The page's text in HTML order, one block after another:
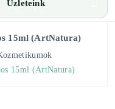
Üzleteink
15ml (ArtNatura)
15ml (ArtNatura)